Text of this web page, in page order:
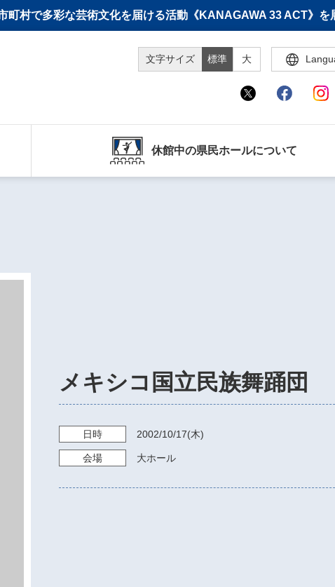
村で多彩な芸術文化を届ける活動《KANAGAWA 33 ACT》を
文字サイズ 標準 大
休館中の県民ホールについて
メキシコ国立民族舞踊団
日時 2002/10/17(木)
会場 大ホール